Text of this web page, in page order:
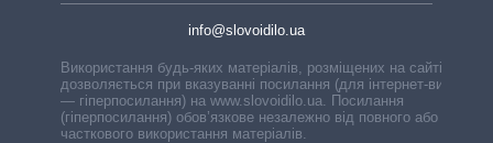
info@slovoidilo.ua
Використання будь-яких матеріалів, розміщених на сайті,
дозволяється при вказуванні посилання (для інтернет-видань
— гіперпосилання) на www.slovoidilo.ua. Посилання
(гіперпосилання) обов’язкове незалежно від повного або
часткового використання матеріалів.